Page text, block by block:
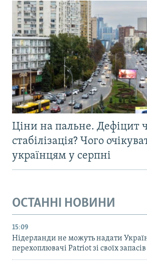
Ціни на пальне. Дефіцит
стабілізація? Чого
українцям у серпні
ОСТАННІ НОВИНИ
15:09
Нідерланди не можуть надати
перехоплювачі Patriot зі своїх